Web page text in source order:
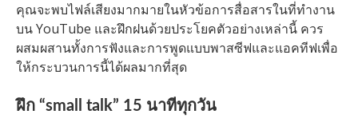
คุณจะพบไฟล์เสียงมากมายในหัวข้อการสื่อสารในที่ทำงาน
บน YouTube และฝึกฝนด้วยประโยคตัวอย่างเหล่านี้ ควร
ผสมผสานทั้งการฟังและการพูดแบบพาสซีฟและแอคทีฟเพื่อ
ให้กระบวนการนี้ได้ผลมากที่สุด
ฝึก “small talk” 15 นาทีทุกวัน